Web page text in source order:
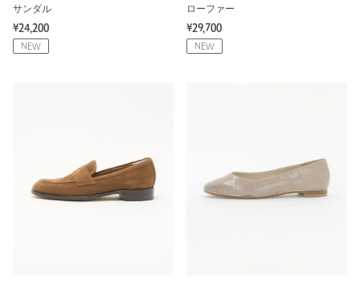
サンダル
¥24,200
NEW
ローファー
¥29,700
NEW